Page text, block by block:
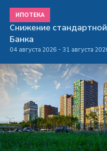
ИПОТЕКА
Снижение
Банка
04 августа 2026 - 31 августа